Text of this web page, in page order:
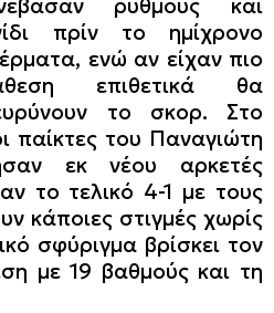
ρυθμούς και
πρίν το ημίχρονο
ενώ αν είχαν πιο
επιθετικά θα
το σκορ. Στο
παίκτες του Παναγιώτη
εκ νέου αρκετές
το τελικό 4-1 με τους
κάποιες στιγμές χωρίς
σφύριγμα βρίσκει τον
με 19 βαθμούς και τη